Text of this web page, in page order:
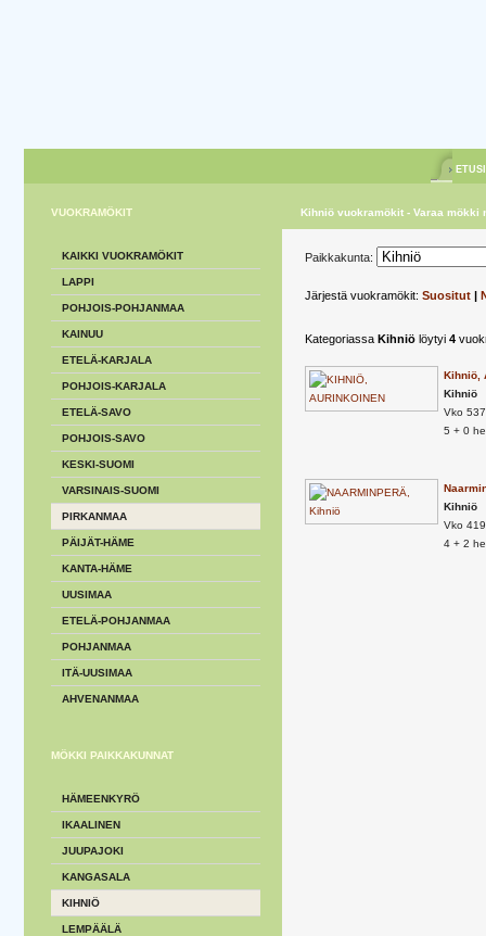
VUOKRAMÖKIT
KAIKKI VUOKRAMÖKIT
LAPPI
POHJOIS-POHJANMAA
KAINUU
ETELÄ-KARJALA
POHJOIS-KARJALA
ETELÄ-SAVO
POHJOIS-SAVO
KESKI-SUOMI
VARSINAIS-SUOMI
PIRKANMAA
PÄIJÄT-HÄME
KANTA-HÄME
UUSIMAA
ETELÄ-POHJANMAA
POHJANMAA
ITÄ-UUSIMAA
AHVENANMAA
MÖKKI PAIKKAKUNNAT
HÄMEENKYRÖ
IKAALINEN
JUUPAJOKI
KANGASALA
KIHNIÖ
LEMPÄÄLÄ
Kihniö vuokramökit - Varaa mökki
Paikkakunta:
Järjestä vuokramökit: Suositut |
Kategoriassa Kihniö löytyi 4
Kihniö,
Kihniö
Vko
5 + 0
Kihniö
Vko
4 + 2